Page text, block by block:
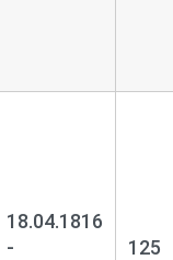
18.04.1816
-
125